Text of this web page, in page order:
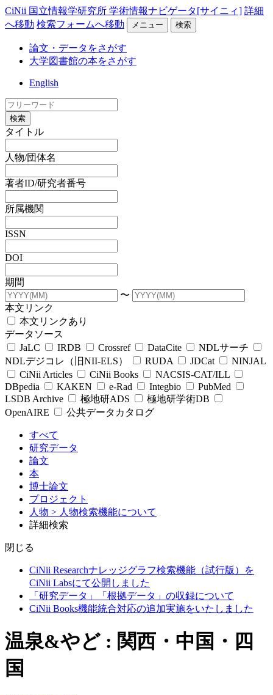
CiNii 国立情報学研究所 学術情報ナビゲータ[サイニィ] 詳細
へ移動 検索フォームへ移動 メニュー 検索
論文・データをさがす
大学図書館の本をさがす
English
検索
タイトル
人物/団体名
著者ID/研究者番号
所属機関
ISSN
DOI
期間
〜
本文リンク
本文リンクあり
データソース
JaLC
IRDB Crossref DataCite
NDLサーチ
NDLデジコレ（旧NII-ELS）
RUDA JDCat
NINJAL
CiNii Articles
CiNii Books
NACSIS-CAT/ILL
DBpedia
KAKEN e-Rad Integbio
PubMed
LSDB Archive
極地研ADS
極地研学術DB
OpenAIRE
公共データカタログ
すべて
研究データ
論文
本
博士論文
プロジェクト
人物 > 人物検索機能について
詳細検索
閉じる
CiNii Researchナレッジグラフ検索機能（試行版）を
CiNii Labsにて公開しました
「研究データ」「根拠データ」の収録について
CiNii Books機能統合対応の追加実施をいたしました
温泉&やど : 関西・中国・四
国